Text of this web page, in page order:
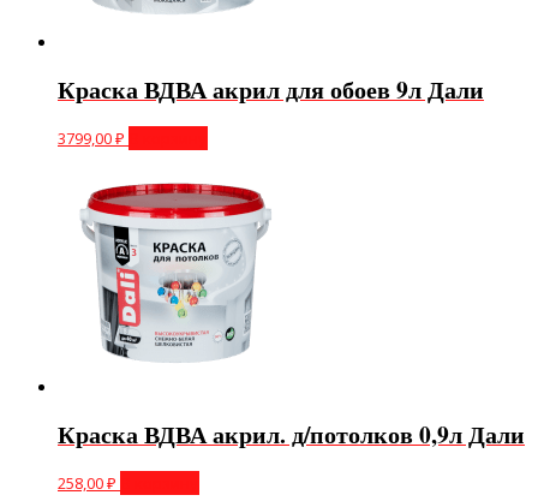
Краска ВДВА акрил для обоев 9л Дали
3799,00₽
Краска ВДВА акрил. д/потолков 0,9л Дали
258,00₽